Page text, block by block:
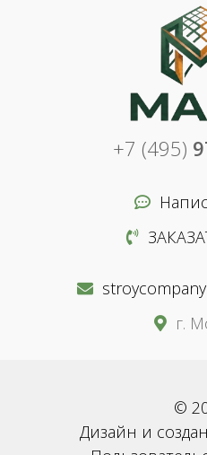
+7 (495)
г.
©
Дизайн и